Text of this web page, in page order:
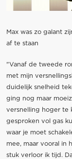
Max was zo galant
af te staan
"Vanaf de tweede
met mijn
duidelijk snelheid
ging nog maar
versnelling hoger te
gesproken vol gas
waar je moet
mee, maar vooral in
stuk verloor ik tijd.